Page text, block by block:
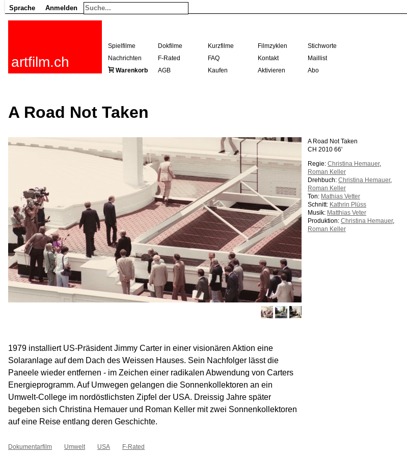
Sprache Anmelden
artfilm.ch
Spielfilme Dokfilme Kurzfilme Filmzyklen
Stichworte
Nachrichten
F-Rated FAQ Kontakt
Maillist
Warenkorb
AGB Kaufen Aktivieren Abo
A Road Not Taken
A Road Not Taken
CH 2010 66'
Regie: Christina Hemauer,
Roman Keller
Drehbuch: Christina Hemauer,
Roman Keller
Ton: Mathias Vetter
Schnitt: Kathrin Plüss
Musik: Matthias Veter
Produktion: Christina Hemauer,
Roman Keller
1979 installiert US-Präsident Jimmy Carter in einer visionären Aktion eine
Solaranlage auf dem Dach des Weissen Hauses. Sein Nachfolger lässt die
Paneele wieder entfernen - im Zeichen einer radikalen Abwendung von Carters
Energieprogramm. Auf Umwegen gelangen die Sonnenkollektoren an ein
Umwelt-College im nordöstlichsten Zipfel der USA. Dreissig Jahre später
begeben sich Christina Hemauer und Roman Keller mit zwei Sonnenkollektoren
auf eine Reise entlang deren Geschichte.
Dokumentarfilm Umwelt USA F-Rated